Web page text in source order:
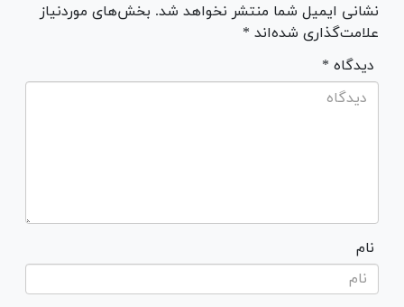
نشانی ایمیل شما منتشر نخواهد شد. بخش‌های موردنیاز
علامت‌گذاری شده‌اند *
* دیدگاه
نام